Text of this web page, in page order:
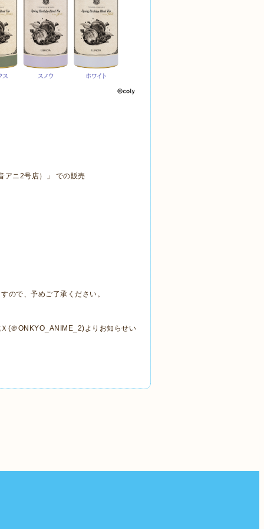
アニ 2号店）」 での販売
ので、予めご了承ください。
(＠ONKYO_ANIME_2) よりお知らせい